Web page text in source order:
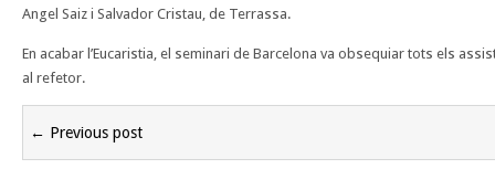
Angel Saiz i Salvador Cristau, de Terrassa.
En acabar l’Eucaristia, el seminari de Barcelona va obsequiar tots els
al refetor.
← Previous post